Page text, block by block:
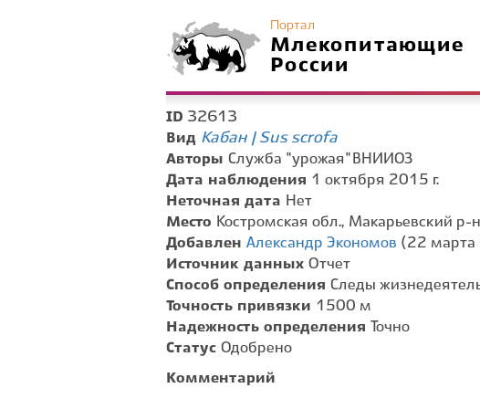
Портал
Млекопитающие
России
ID 32613
Вид Кабан | Sus scrofa
Авторы Служба "урожая" ВНИИОЗ
Дата наблюдения 1 октября 2015 г.
Неточная дата Нет
Место Костромская обл., Макарьевский р-
Добавлен Александр Экономов (22 марта
Источник данных Отчет
Способ определения Следы
Точность привязки 1500 м
Надежность определения
Точно
Статус Одобрено
Комментарий